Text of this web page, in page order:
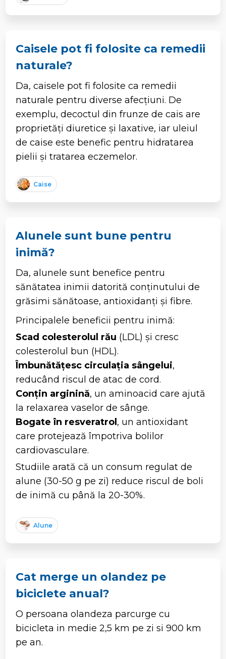
Caisele pot fi folosite ca remedii
naturale?
Da, caisele pot fi folosite ca remedii
naturale pentru diverse afecțiuni. De
exemplu, decoctul din frunze de cais are
proprietăți diuretice și laxative, iar uleiul
de caise este benefic pentru hidratarea
pielii și tratarea eczemelor.
Caise
Alunele sunt bune pentru
inimă?
Da, alunele sunt benefice pentru
sănătatea inimii datorită conținutului de
grăsimi sănătoase, antioxidanți și fibre.
Principalele beneficii pentru inimă:
Scad colesterolul rău (LDL) și cresc
colesterolul bun (HDL).
Îmbunătățesc circulația sângelui,
reducând riscul de atac de cord.
Conțin arginină, un aminoacid care ajută
la relaxarea vaselor de sânge.
Bogate în resveratrol , un antioxidant
care protejează împotriva bolilor
cardiovasculare.
Studiile arată că un consum regulat de
alune (30-50 g pe zi) reduce riscul de boli
de inimă cu până la 20-30%.
Alune
Cat merge un olandez pe
biciclete anual?
O persoana olandeza parcurge cu
bicicleta in medie 2,5 km pe zi si 900 km
pe an.